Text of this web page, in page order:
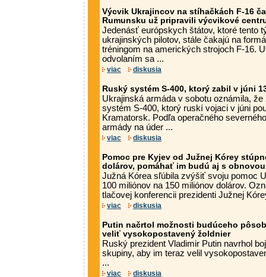
Výcvik Ukrajincov na stíhačkách F-16
Rumunsku už pripravili výcvikové
Jedenásť európskych štátov, ktoré tento
ukrajinských pilotov, stále čakajú na
tréningom na amerických strojoch F-16.
odvolaním sa ...
viac diskusia
Ruský systém S-400, ktorý zabil v júni
Ukrajinská armáda v sobotu oznámila,
systém S-400, ktorý ruskí vojaci v júni
Kramatorsk. Podľa operačného
armády na úder ...
viac diskusia
Pomoc pre Kyjev od Južnej Kórey
dolárov, pomáhať im budú aj s
Južná Kórea sľúbila zvýšiť svoju pomoc
100 miliónov na 150 miliónov dolárov.
tlačovej konferencii prezidenti Južnej
viac diskusia
Putin načrtol možnosti budúceho
veliť vysokopostavený žoldnier
Ruský prezident Vladimir Putin navrhol
skupiny, aby im teraz velil
...
viac diskusia